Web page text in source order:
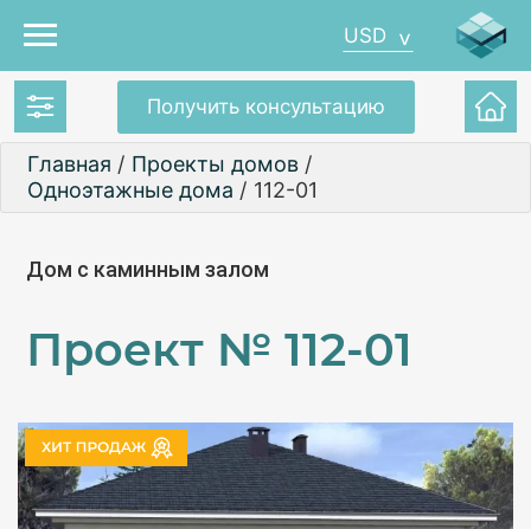
Получить консультацию
USD
Главная / Проекты домов /
Одноэтажные дома / 112-01
Дом с каминным залом
Проект № 112-01